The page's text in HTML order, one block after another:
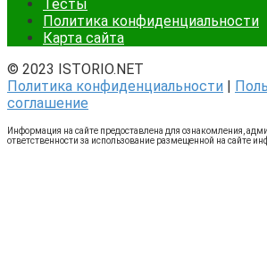
Тесты
Политика конфиденциальности
Карта сайта
© 2023 ISTORIO.NET
Политика конфиденциальности |
соглашение
Информация на сайте предоставлена для ознакомления,
ответственности за использование размещенной на сайте